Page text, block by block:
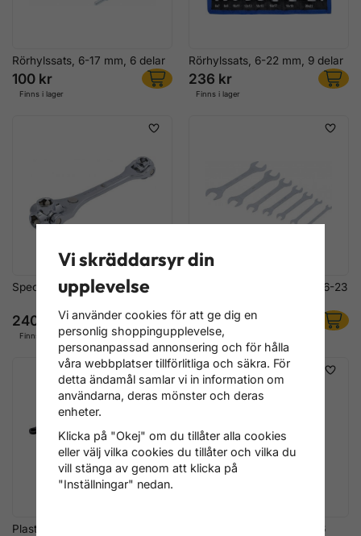
Rörhylssats, 6-17 mm, 6 delar
100 kr
Finns i lager
Rörhylssats, 6-22 mm, 9 delar
236 kr
Finns i lager
Specialnyckel 8-i-1 12–19 mm
240 kr
Finns i lager
U-Nyckelsats, extra tunn, 6-23
356 kr
Finns i lager
Plast Dubbel Ringnyckel &
Lednyckelsats 8–19 mm, 6
Vi skräddarsyr din
upplevelse
Vi använder cookies för att ge dig en
personlig shoppingupplevelse,
personanpassad annonsering och för hålla
våra webbplatser tillförlitliga och säkra. För
detta ändamål samlar vi in information om
användarna, deras mönster och deras
enheter.
Klicka på "Okej" om du tillåter alla cookies
eller välj vilka cookies du tillåter och vilka du
vill stänga av genom att klicka på
"Inställningar" nedan.